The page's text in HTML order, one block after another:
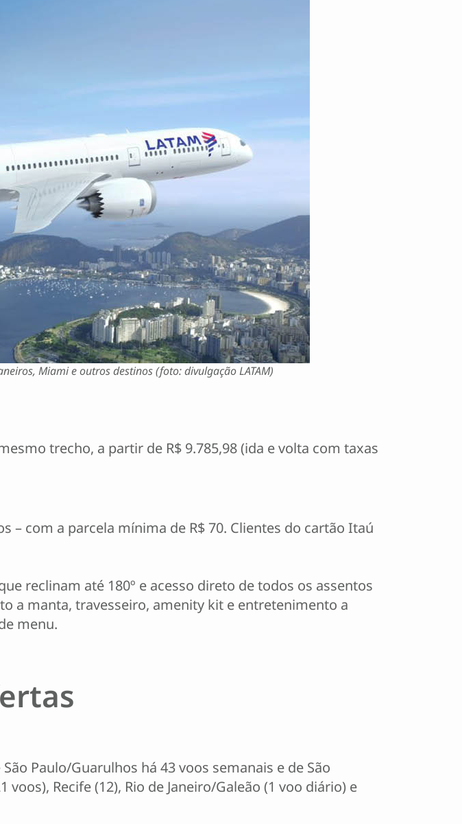
Miami e outros destinos (foto: divulgação LATAM)
trecho, a partir de R$ 9.785,98 (ida e volta com taxas
– com a parcela mínima de R$ 70. Clientes do cartão Itaú
reclinam até 180º e acesso direto de todos os assentos
a manta, travesseiro, amenity kit e entretenimento a
menu.
Paulo/Guarulhos há 43 voos semanais e de São
Recife (12), Rio de Janeiro/Galeão (1 voo diário) e